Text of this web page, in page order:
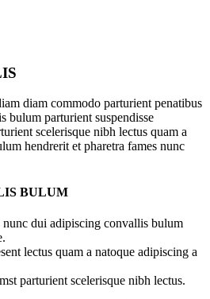
diam commodo parturient penatibus
bulum parturient suspendisse
scelerisque nibh lectus quam a
hendrerit et pharetra fames nunc
BULUM
nunc dui adipiscing convallis bulum
lectus quam a natoque adipiscing a
parturient scelerisque nibh lectus.